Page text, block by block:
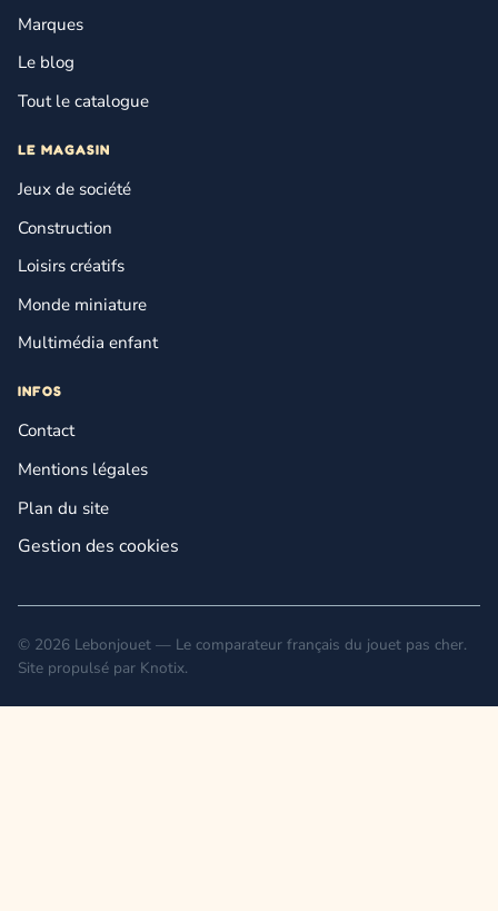
Marques
Le blog
Tout le catalogue
LE MAGASIN
Jeux de société
Construction
Loisirs créatifs
Monde miniature
Multimédia enfant
INFOS
Contact
Mentions légales
Plan du site
Gestion des cookies
© 2026 Lebonjouet — Le comparateur français du jouet pas cher.
Site propulsé par Knotix.